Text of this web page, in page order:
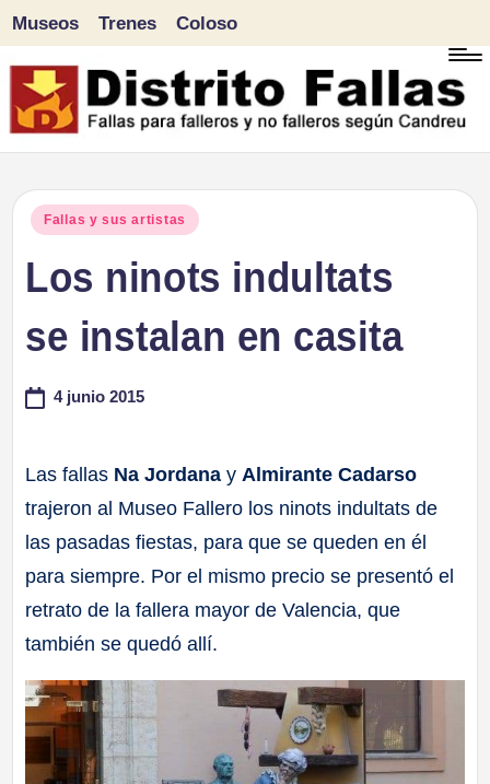
Saltar
al
Museos Trenes Coloso
Publicado
Fallas y sus artistas
Los ninots indultats
se instalan en casita
4 junio 2015
Las fallas Na Jordana y Almirante Cadarso
trajeron al Museo Fallero los ninots indultats de
las pasadas fiestas, para que se queden en él
para siempre. Por el mismo precio se presentó el
retrato de la fallera mayor de Valencia, que
también se quedó allí.